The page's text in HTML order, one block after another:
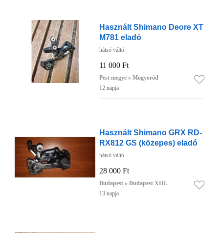
Használt Shimano Deore XT
M781 eladó
hátsó váltó
11 000 Ft
Pest megye » Mogyoród
12 napja
Használt Shimano GRX RD-
RX812 GS (közepes) eladó
hátsó váltó
28 000 Ft
Budapest » Budapest XIII.
13 napja